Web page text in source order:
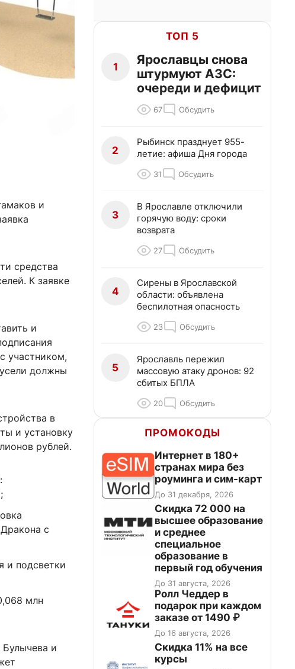
и
средства
К заявке
и
участником,
должны
в
и установку
рублей.
с
и подсветки
млн
и
ТОП 5
1
Ярославцы снова
штурмуют АЗС:
очереди и дефицит
67 Обсудить
2
Рыбинск празднует 955-
летие: афиша Дня города
31 Обсудить
3
В Ярославле отключили
горячую воду: сроки
возврата
27 Обсудить
4
Сирены в Ярославской
области: объявлена
беспилотная опасность
23 Обсудить
5
Ярославль пережил
массовую атаку дронов: 92
сбитых БПЛА
20 Обсудить
ПРОМОКОДЫ
Интернет в 180+
странах мира без
роуминга и сим-карт
До 31 декабря, 2026
Скидка 72 000 на
высшее образование
и среднее
специальное
образование в
первый год обучения
До 31 августа, 2026
Ролл Чеддер в
подарок при каждом
заказе от 1490 ₽
До 16 августа, 2026
Скидка 11% на все
курсы